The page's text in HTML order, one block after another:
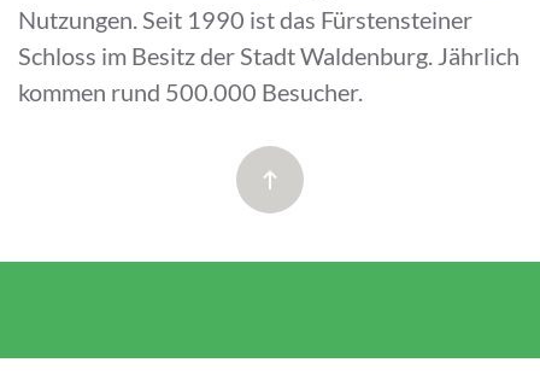
Nutzungen. Seit 1990 ist das Fürstensteiner
Schloss im Besitz der Stadt Waldenburg. Jährlich
kommen rund 500.000 Besucher.